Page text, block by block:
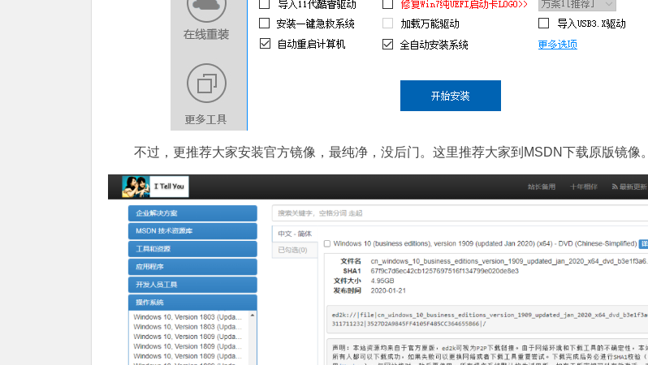
不过，更推荐大家安装官方镜像，最纯净，没后门。这里推荐大家到MSDN下载原版镜像。